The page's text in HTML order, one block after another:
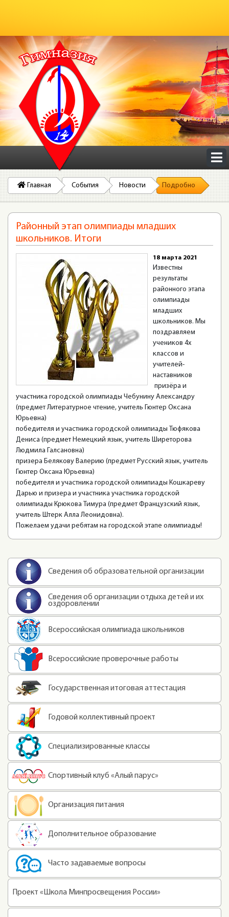
Главная События Новости Подробно
Районный этап олимпиады младших
школьников. Итоги
18 марта 2021
Известны
результаты
районного этапа
олимпиады
младших
школьников. Мы
поздравляем
учеников 4х
классов и
учителей-
наставников
призёра и
участника городской олимпиады Чебунину Александру
(предмет Литературное чтение, учитель Гюнтер Оксана
Юрьевна)
победителя и участника городской олимпиады Тюфякова
Дениса (предмет Немецкий язык, учитель Ширеторова
Людмила Галсановна)
призера Белякову Валерию (предмет Русский язык, учитель
Гюнтер Оксана Юрьевна)
победителя и участника городской олимпиады Кошкареву
Дарью и призера и участника участника городской
олимпиады Крюкова Тимура (предмет Французский язык,
учитель Штерк Алла Леонидовна).
Пожелаем удачи ребятам на городской этапе олимпиады!
Сведения об образовательной организации
Сведения об организации отдыха детей и их
оздоровлении
Всероссийская олимпиада школьников
Всероссийские проверочные работы
Государственная итоговая аттестация
Годовой коллективный проект
Специализированные классы
Спортивный клуб «Алый парус»
Организация питания
Дополнительное образование
Часто задаваемые вопросы
Проект «Школа Минпросвещения России»